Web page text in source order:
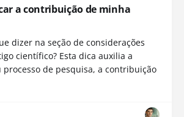
a contribuição de minha
dizer na seção de considerações
científico? Esta dica auxilia a
processo de pesquisa, a contribuição